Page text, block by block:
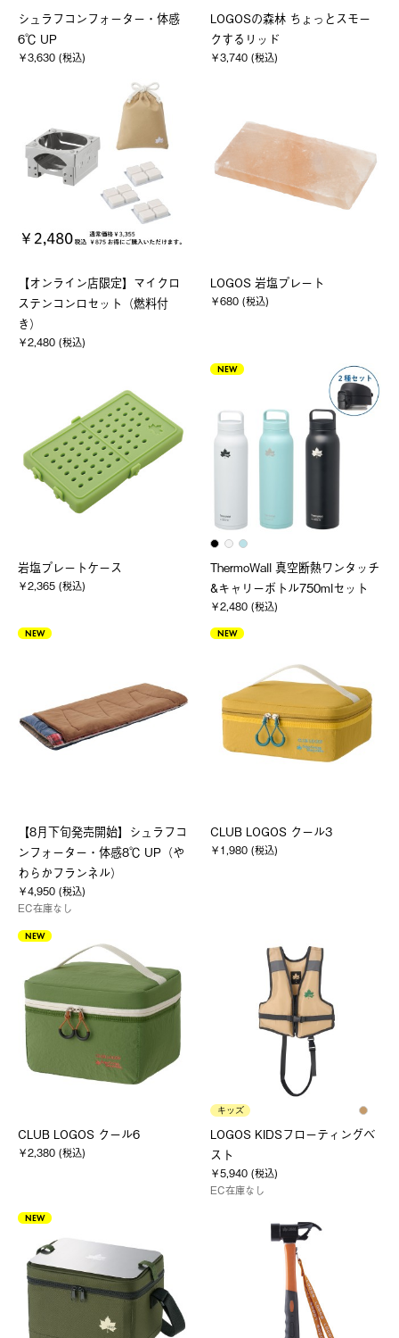
シュラフコンフォーター・体感
6℃ UP
￥3,630 (税込)
LOGOSの森林 ちょっとスモー
クするリッド
￥3,740 (税込)
【オンライン店限定】マイクロ
ステンコンロセット（燃料付
き）
￥2,480 (税込)
LOGOS 岩塩プレート
￥680 (税込)
岩塩プレートケース
￥2,365 (税込)
NEW
ThermoWall 真空断熱ワンタッチ
&キャリーボトル750mlセット
￥2,480 (税込)
NEW
【8月下旬発売開始】シュラフコ
ンフォーター・体感8℃ UP（や
わらかフランネル）
￥4,950 (税込)
EC在庫なし
NEW
CLUB LOGOS クール3
￥1,980 (税込)
NEW
CLUB LOGOS クール6
￥2,380 (税込)
キッズ
LOGOS KIDSフローティングベ
スト
￥5,940 (税込)
EC在庫なし
NEW